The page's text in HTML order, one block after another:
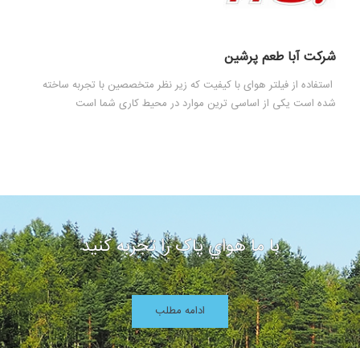
شرکت آبا طعم پرشین
استفاده از فیلتر هوای با کیفیت که زیر نظر متخصصین با تجربه ساخته
شده است یکی از اساسی ترین موارد در محیط کاری شما است
با ما هواي پاک را تجربه کنيد
ادامه مطلب